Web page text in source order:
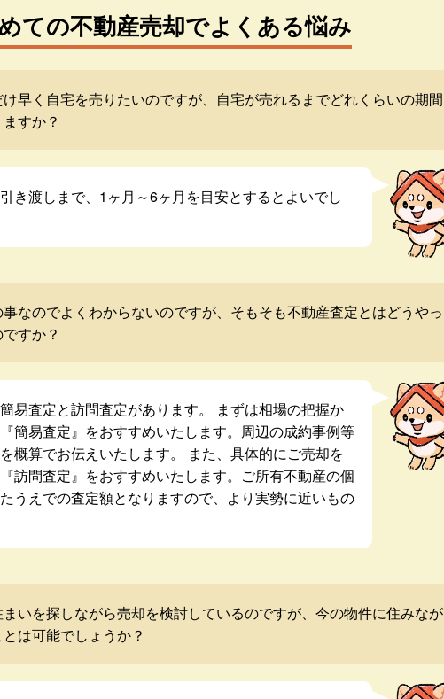
ての不動産売却でよくある悩み
早く自宅を売りたいのですが、自宅が売れるまでどれくらいの期間
すか？
き渡しまで、1ヶ月～6ヶ月を目安とするとよいでし
なのでよくわからないのですが、そもそも不動産査定とはどうやっ
すか？
易査定と訪問査定があります。 まずは相場の把握か
簡易査定』をおすすめいたします。周辺の成約事例等
概算でお伝えいたします。 また、具体的にご売却を
訪問査定』をおすすめいたします。ご所有不動産の個
うえでの査定額となりますので、より実勢に近いもの
いを探しながら売却を検討しているのですが、今の物件に住みなが
は可能でしょうか？